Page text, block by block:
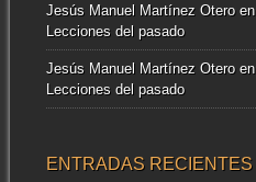
Jesús Manuel Martínez Oteroen
Lecciones del pasado
Jesús Manuel Martínez Oteroen
Lecciones del pasado
ENTRADAS RECIENTES